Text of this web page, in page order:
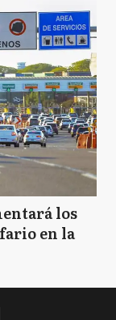
los
en la